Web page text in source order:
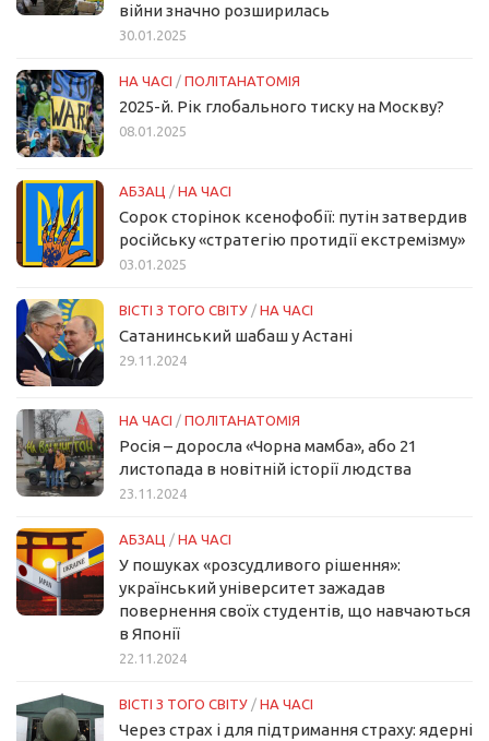
війни значно розширилась
30.01.2025
НА ЧАСІ / ПОЛІТАНАТОМІЯ
2025-й. Рік глобального тиску на Москву?
08.01.2025
АБЗАЦ / НА ЧАСІ
Сорок сторінок ксенофобії: путін затвердив
російську «стратегію протидії екстремізму»
03.01.2025
ВІСТІ З ТОГО СВІТУ / НА ЧАСІ
Сатанинський шабаш у Астані
29.11.2024
НА ЧАСІ / ПОЛІТАНАТОМІЯ
Росія – доросла «Чорна мамба», або 21
листопада в новітній історії людства
23.11.2024
АБЗАЦ / НА ЧАСІ
У пошуках «розсудливого рішення»:
український університет зажадав
повернення своїх студентів, що навчаються
в Японії
22.11.2024
ВІСТІ З ТОГО СВІТУ / НА ЧАСІ
Через страх і для підтримання страху: ядерні